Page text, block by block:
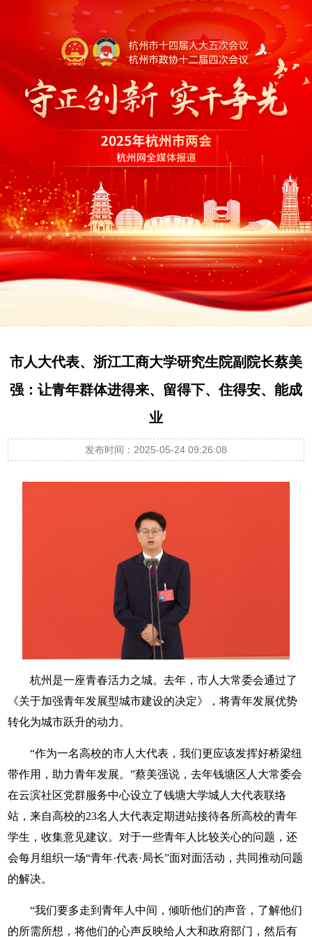
市人大代表、浙江工商大学研究生院副院长蔡美
强：让青年群体进得来、留得下、住得安、能成
业
发布时间：2025-05-24 09:26:08
杭州是一座青春活力之城。去年，市人大常委会通过了
《关于加强青年发展型城市建设的决定》，将青年发展优势
转化为城市跃升的动力。
“作为一名高校的市人大代表，我们更应该发挥好桥梁纽
带作用，助力青年发展。”蔡美强说，去年钱塘区人大常委会
在云滨社区党群服务中心设立了钱塘大学城人大代表联络
站，来自高校的23名人大代表定期进站接待各所高校的青年
学生，收集意见建议。对于一些青年人比较关心的问题，还
会每月组织一场“青年·代表·局长”面对面活动，共同推动问题
的解决。
“我们要多走到青年人中间，倾听他们的声音，了解他们
的所需所想，将他们的心声反映给人大和政府部门，然后有